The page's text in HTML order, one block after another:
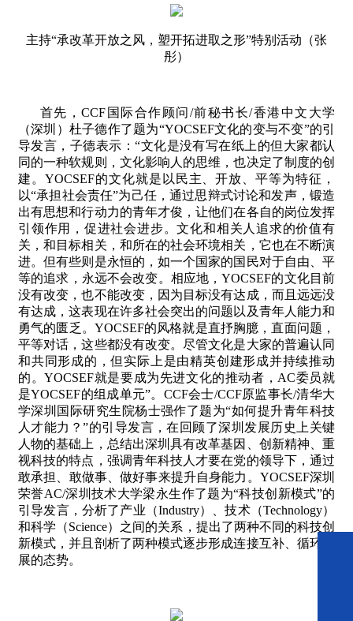
主持“承改革开放之风，塑开拓进取之形”特别活动（张
彤）
首先，CCF 国际合作顾问 /前秘书长/香港中文大学
（深圳）杜子德作了题为“YOCSEF文化的变与不变”的引
导发言，子德表示：“文化是没有写在纸上的但大家都认
同的一种软规则，文化影响人的思维，也决定了制度的创
建。 YOCSEF的文化就是以民主、开放、平等为特征，
以“承担社会责任”为己任，通过思辩式讨论和发声，锻造
出有思想和行动力的青年才俊，让他们在各自的岗位发挥
引领作用，促进社会进步。文化和相关人追求的价值有
关，和目标相关，和所在的社会环境相关，它也在不断演
进。但有些则是永恒的，如一个国家的国民对于自由、平
等的追求，永远不会改变。相应地，YOCSEF的文化目前
没有改变，也不能改变，因为目标没有达成，而且远远没
有达成，这表现在许多社会突出的问题以及青年人能力和
勇气的匮乏。 YOCSEF的风格就是直抒胸臆，直面问题，
平等对话，这些都没有改变。尽管文化是大家的普遍认同
和共同形成的，但实际上是由精英创建形成并持续推动
的。YOCSEF就是要成为先进文化的推动者， AC委员就
是YOCSEF的组成单元”。 CCF会士/CCF原监事长/清华大
学深圳国际研究生院杨士强作了题为“如何提升青年科技
人才能力？”的引导发言，在回顾了深圳发展历史上关键
人物的基础上，总结出深圳具有改革基因、创新精神、重
视科技的特点，强调青年科技人才要在党的领导下，通过
敢承担、敢做事、做好事来提升自身能力。 YOCSEF深圳
荣誉AC/深圳技术大学梁永生作了题为“科技创新模式”的
引导发言，分析了产业（Industry）、技术（Technology）
和科学（Science）之间的关系，提出了两种不同的科技创
新模式，并且剖析了两种模式逐步形成连接互补、循环发
展的态势。